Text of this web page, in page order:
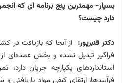
بسپار- مهمترین پنج برنامه ای که
دارد چیست؟
دکتر قنبرپور: از آنجا که بازیافت
فراگیر تبدیل نشده و بخش عمده‌ای
استانداردهای یکپارچه جریان دارد،
فرآیندها، ارتقای کیفی مواد